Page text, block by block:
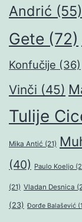
Andrić (55)
Gete (72)
Konfučije (36)
Vinči (45)
Tulije
Mika Antić (21)
(40) Paulo Koeljo
(21) Vladan Desnica
(23) Đorđe Balašević